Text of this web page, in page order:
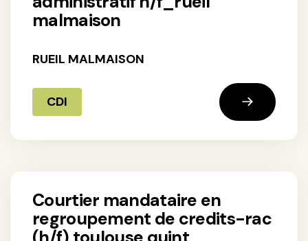
malmaison
RUEIL MALMAISON
CDI
courtier mandataire en
regroupement de credits-rac